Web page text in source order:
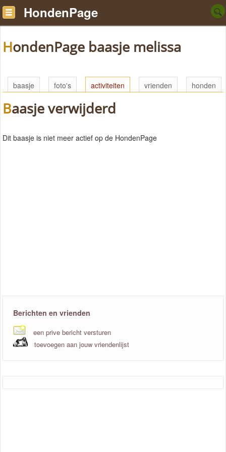
HondenPage
HondenPage baasje melissa
baasje foto's activiteiten vrienden honden
Baasje verwijderd
Dit baasje is niet meer actief op de HondenPage
Berichten en vrienden
een prive bericht versturen
toevoegen aan jouw vriendenlijst